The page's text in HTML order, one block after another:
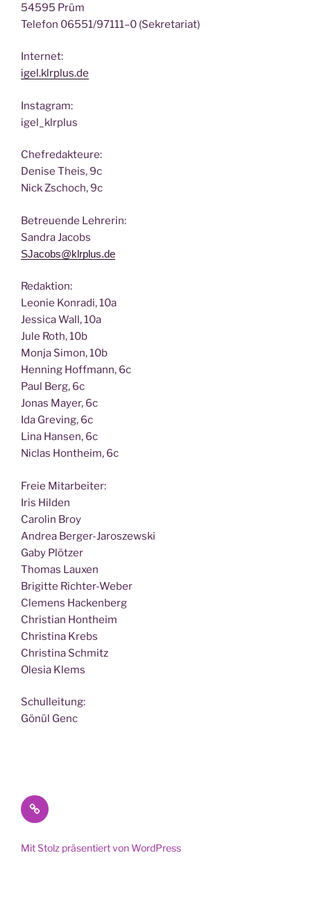
54595 Prüm
Tele­fon 06551/97111–0 (Sekre­ta­ri­at)
Inter­net:
igel.klrplus.de
Insta­gram:
igel_klrplus
Chef­re­dak­teu­re:
Deni­se Theis, 9c
Nick Zscho­ch, 9c
Betreu­en­de Lehrerin:
San­dra Jacobs
SJacobs@klrplus.de
Redak­ti­on:
Leo­nie Kon­ra­di, 10a
Jes­si­ca Wall, 10a
Jule Roth, 10b
Mon­ja Simon, 10b
Hen­ning Hoff­mann, 6c
Paul Berg, 6c
Jonas May­er, 6c
Ida Gre­ving, 6c
Lina Han­sen, 6c
Nic­las Hont­heim, 6c
Freie Mit­ar­bei­ter:
Iris Hilden
Caro­lin Broy
Andrea Berger-Jaroszewski
Gaby Plötzer
Tho­mas Lauxen
Bri­git­te Richter-Weber
Cle­mens Hackenberg
Chris­ti­an Hontheim
Chris­ti­na Krebs
Chris­ti­na Schmitz
Ole­sia Klems
Schul­lei­tung:
Gönül Genc
Datenschutz
Mit Stolz präsentiert von WordPress